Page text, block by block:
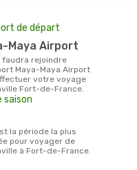
de départ
Maya Airport
Maya-Maya Airport
votre voyage
Fort-de-France.
saison
pour voyager de
à Fort-de-France.